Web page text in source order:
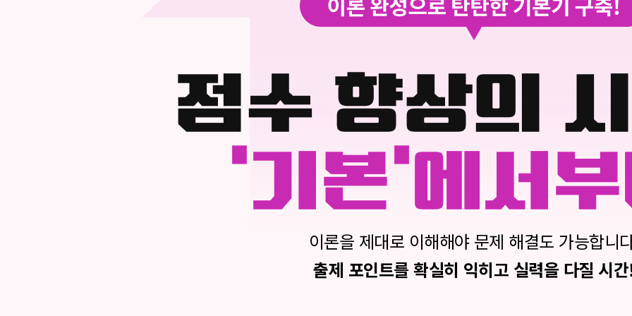
이론을 제대로 이해해야 문제 해결도 가능합니
출제 포인트를 확실히 익히고 실력을 다질 시